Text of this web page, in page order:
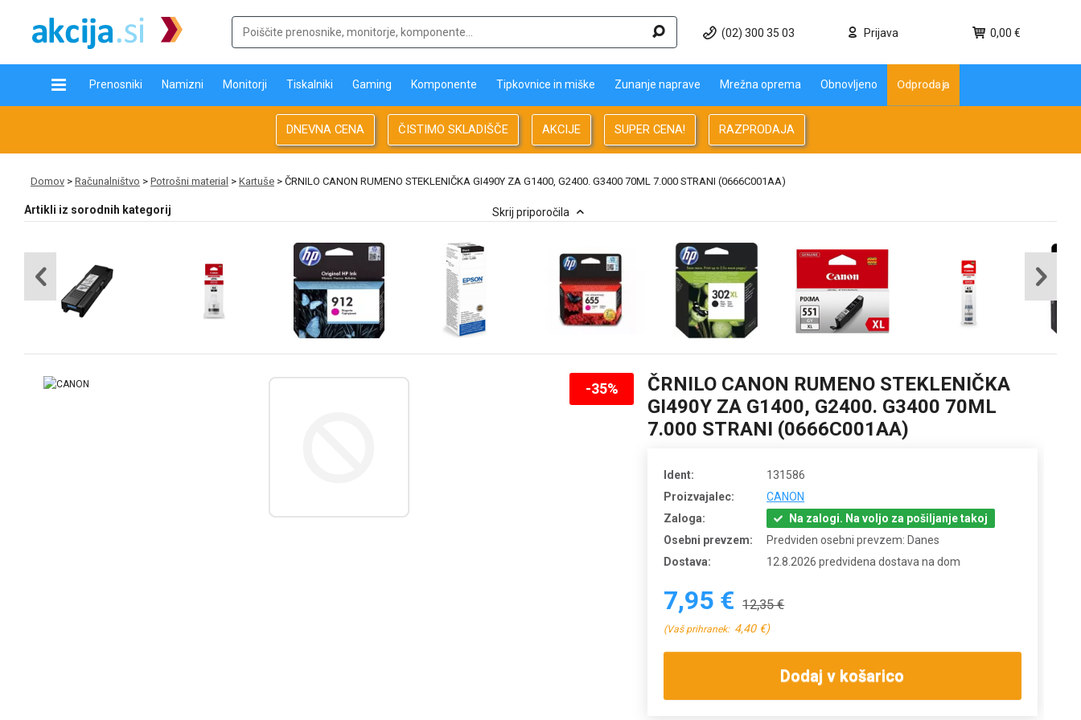
(02) 300 35 03 Prijava 0,00 €
Prenosniki Namizni Monitorji Tiskalniki Gaming Komponente Tipkovnice in miške Zunanje naprave Mrežna oprema Obnovljeno Odprodaja
DNEVNA CENA ČISTIMO SKLADIŠČE AKCIJE SUPER CENA! RAZPRODAJA
Domov > Računalništvo > Potrošni material > Kartuše > ČRNILO CANON RUMENO STEKLENIČKA GI490Y ZA G1400, G2400. G3400 70ML 7.000 STRANI (0666C001AA)
Artikli iz sorodnih kategorij Skrij priporočila
ČRNILO CANON RUMENO STEKLENIČKA
GI490Y ZA G1400, G2400. G3400 70ML
7.000 STRANI (0666C001AA)
Ident:
131586
Proizvajalec:
CANON
Zaloga:
Na zalogi. Na voljo za pošiljanje takoj
Osebni prevzem:
Predviden osebni prevzem: Danes
Dostava:
12.8.2026 predvidena dostava na dom
7,95 € 12,35 €
(Vaš prihranek: 4,40 €)
-35%
Dodaj v košarico